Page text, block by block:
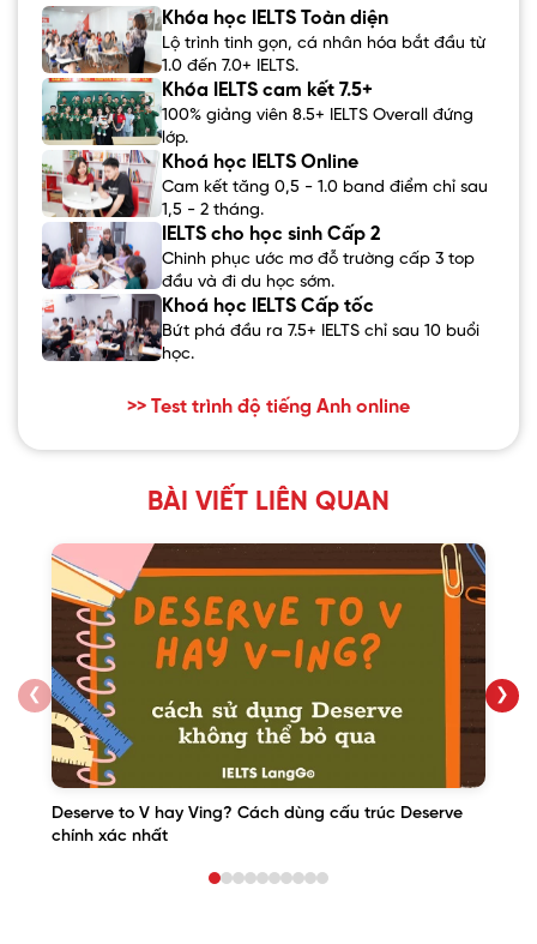
Khóa học IELTS Toàn diện
Lộ trình tinh gọn, cá nhân hóa bắt đầu từ
1.0 đến 7.0+ IELTS.
Khóa IELTS cam kết 7.5+
100% giảng viên 8.5+ IELTS Overall đứng
lớp.
Khoá học IELTS Online
Cam kết tăng 0,5 - 1.0 band điểm chỉ sau
1,5 - 2 tháng.
IELTS cho học sinh Cấp 2
Chinh phục ước mơ đỗ trường cấp 3 top
đầu và đi du học sớm.
Khoá học IELTS Cấp tốc
Bứt phá đầu ra 7.5+ IELTS chỉ sau 10 buổi
học.
>> Test trình độ tiếng Anh online
BÀI VIẾT LIÊN QUAN
❮
Deserve to V hay Ving? Cách dùng cấu trúc Deserve
chính xác nhất
❯